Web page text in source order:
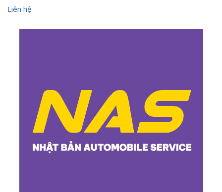
Liên hệ